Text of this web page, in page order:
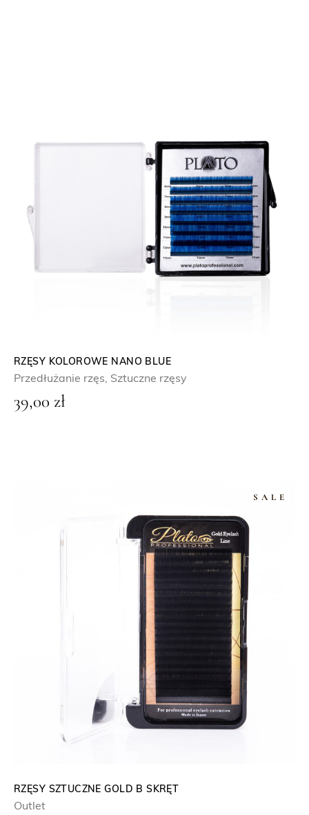
RZĘSY KOLOROWE NANO BLUE
Przedłużanie rzęs, Sztuczne rzęsy
39,00 zł
SALE
RZĘSY SZTUCZNE GOLD B SKRĘT
Outlet